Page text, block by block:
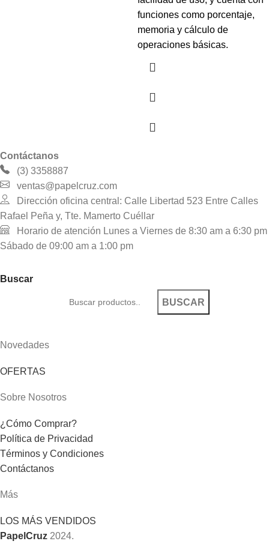
funciones como porcentaje,
memoria y cálculo de
operaciones básicas.
Contáctanos
(3) 3358887
ventas@papelcruz.com
Dirección oficina central: Calle Libertad 523 Entre Calles
Rafael Peña y, Tte. Mamerto Cuéllar
Horario de atención Lunes a Viernes de 8:30 am a 6:30 pm
Sábado de 09:00 am a 1:00 pm
Buscar
BUSCAR
Novedades
OFERTAS
Sobre Nosotros
¿Cómo Comprar?
Política de Privacidad
Términos y Condiciones
Contáctanos
Más
LOS MÁS VENDIDOS
PapelCruz 2024.